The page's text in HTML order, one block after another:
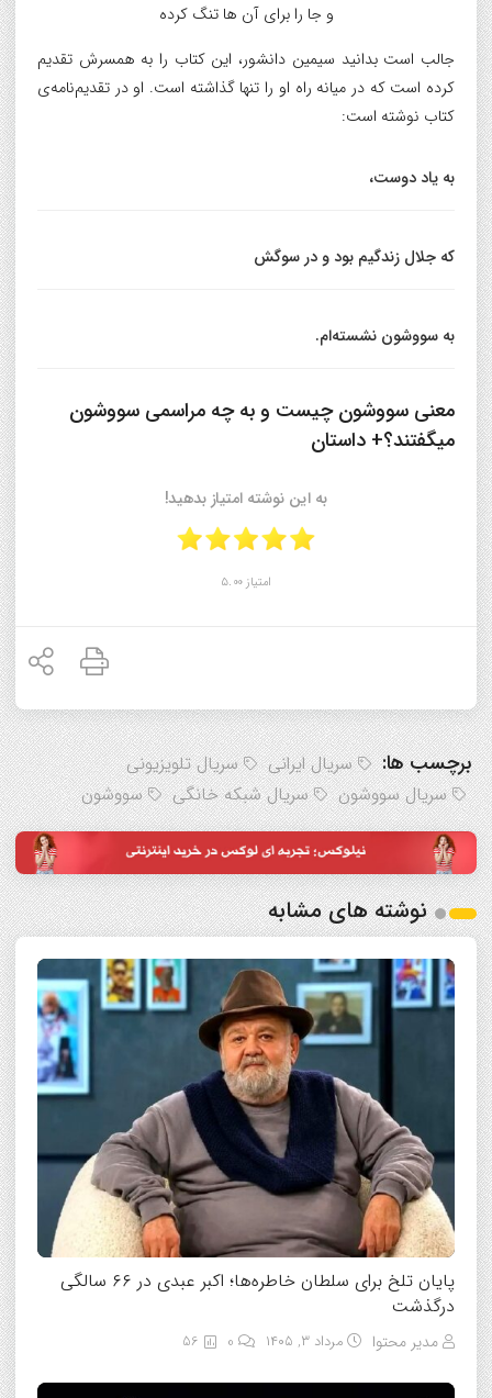
و جا را برای آن ها تنگ کرده
جالب است بدانید سیمین دانشور، این کتاب را به همسرش تقدیم
کرده است که در میانه راه او را تنها گذاشته است. او در تقدیم‌نامه‌ی
کتاب نوشته است:
به یاد دوست،
که جلال زندگیم بود و در سوگش
به سووشون نشسته‌ام.
معنی سووشون چیست و به چه مراسمی سووشون
میگفتند؟+ داستان
به این نوشته امتیاز بدهید!
امتیاز 5.00
برچسب ها: سریال ایرانی
سریال تلویزیونی
سریال سووشون
سریال شبکه خانگی سووشون
نوشته های مشابه
پایان تلخ برای سلطان خاطره‌ها؛ اکبر عبدی در ۶۶ سالگی
درگذشت
مدیر محتوا مرداد ۳, ۱۴۰۵ 56